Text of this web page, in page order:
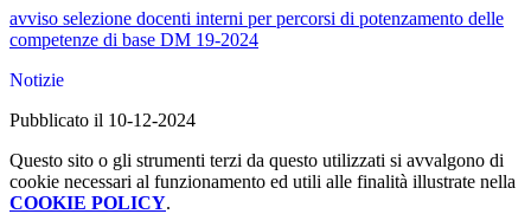
avviso selezione docenti interni per percorsi di potenzamento delle
competenze di base DM 19-2024
Notizie
Pubblicato il 10-12-2024
Questo sito o gli strumenti terzi da questo utilizzati si avvalgono di
cookie necessari al funzionamento ed utili alle finalità illustrate nella
COOKIE POLICY.